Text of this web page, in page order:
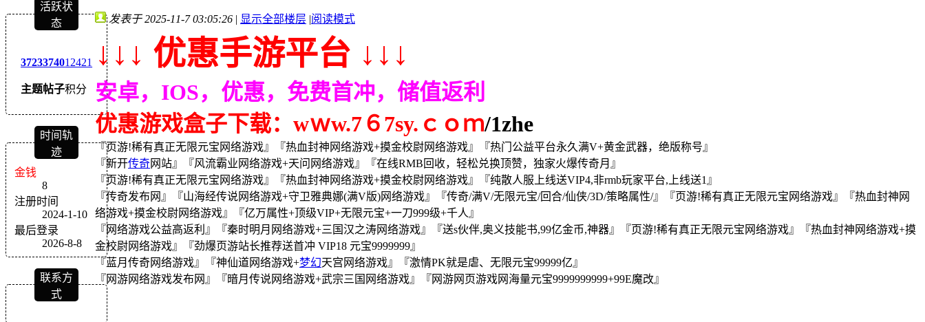
活跃状
态
3723
主题
3740
帖子
12421
积分
时间轨
迹
金钱
8
注册时间
2024-1-10
最后登录
2026-8-8
联系方
式
发表于 2025-11-7 03:05:26 | 显示全部楼层 |阅读模式
↓↓↓ 优惠手游平台 ↓↓↓
安卓，IOS，优惠，免费首冲，储值返利
优惠游戏盒子下载：wｗw.7６7sy.ｃｏｍ/1zhe
『页游!稀有真正无限元宝网络游戏』『热血封神网络游戏+摸金校尉网络游戏』『热门公益平台永久满V+黄金武器，绝版称号』
『新开传奇网站』『风流霸业网络游戏+天问网络游戏』『在线RMB回收，轻松兑换顶赞，独家火爆传奇月』
『页游!稀有真正无限元宝网络游戏』『热血封神网络游戏+摸金校尉网络游戏』『纯散人服上线送VIP4,非rmb玩家平台,上线送1』
『传奇发布网』『山海经传说网络游戏+守卫雅典娜(满V版)网络游戏』『传奇/满V/无限元宝/回合/仙侠/3D/策略属性/』『页游!稀有真正无限元宝网络游戏』『热血封神网
络游戏+摸金校尉网络游戏』『亿万属性+顶级VIP+无限元宝+一刀999级+千人』
『网络游戏公益高返利』『秦时明月网络游戏+三国汉之涛网络游戏』『送s伙伴,奥义技能书,99亿金币,神器』『页游!稀有真正无限元宝网络游戏』『热血封神网络游戏+摸
金校尉网络游戏』『劲爆页游站长推荐送首冲 VIP18 元宝9999999』
『蓝月传奇网络游戏』『神仙道网络游戏+梦幻天宫网络游戏』『激情PK就是虐、无限元宝99999亿』
『网游网络游戏发布网』『暗月传说网络游戏+武宗三国网络游戏』『网游网页游戏网海量元宝9999999999+99E魔改』